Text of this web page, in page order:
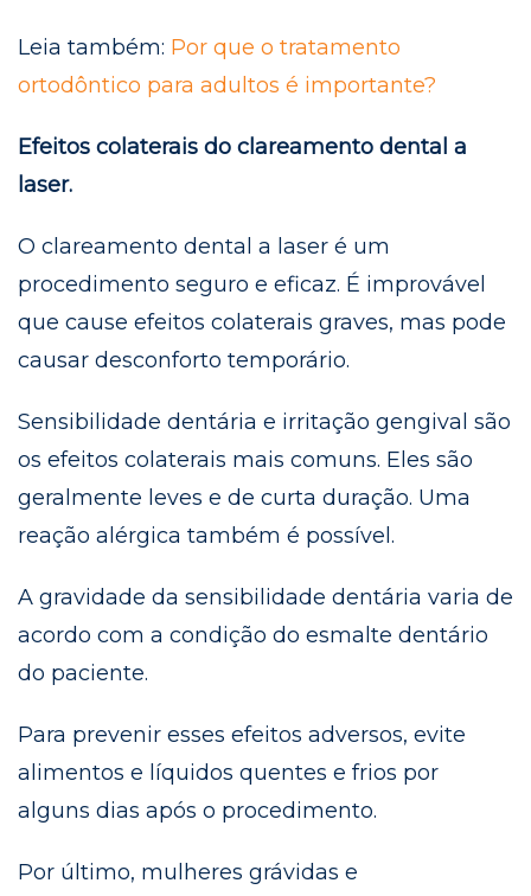
Leia também: Por que o tratamento
ortodôntico para adultos é importante?
Efeitos colaterais do clareamento dental a
laser.
O clareamento dental a laser é um
procedimento seguro e eficaz. É improvável
que cause efeitos colaterais graves, mas pode
causar desconforto temporário.
Sensibilidade dentária e irritação gengival são
os efeitos colaterais mais comuns. Eles são
geralmente leves e de curta duração. Uma
reação alérgica também é possível.
A gravidade da sensibilidade dentária varia de
acordo com a condição do esmalte dentário
do paciente.
Para prevenir esses efeitos adversos, evite
alimentos e líquidos quentes e frios por
alguns dias após o procedimento.
Por último, mulheres grávidas e